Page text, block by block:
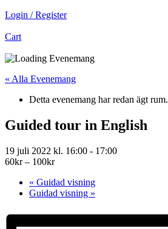
Login / Register
Cart
« Alla Evenemang
Detta evenemang har redan ägt rum.
Guided tour in English
19 juli 2022 kl. 16:00 - 17:00
60kr – 100kr
« Guidad visning
Guidad visning »